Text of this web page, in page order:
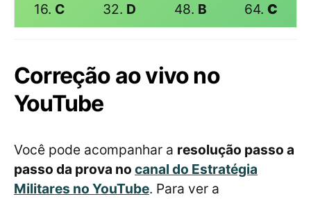
16. C 32. D 48. B 64. C
Correção ao vivo no
YouTube
Você pode acompanhar a resolução passo a
passo da prova no canal do Estratégia
Militares no YouTube. Para ver a